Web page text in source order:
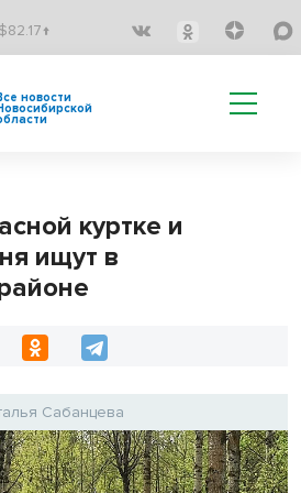
$82.17↑
новости
куртке и
ищут в
Сабанцева